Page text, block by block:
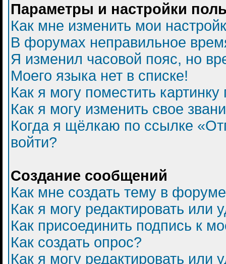
Параметры и настройки
Как мне изменить мои
В форумах неправильное
Я изменил часовой пояс, но
Моего языка нет в списке!
Как я могу поместить
Как я могу изменить свое
Когда я щёлкаю по ссылке
войти?
Создание сообщений
Как мне создать тему в
Как я могу редактировать или
Как присоединить подпись к
Как создать опрос?
Как я могу редактировать или